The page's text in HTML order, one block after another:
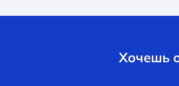
Хочешь